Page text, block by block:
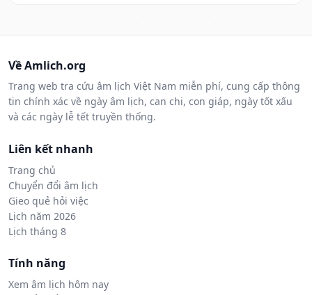
Về Amlich.org
Trang web tra cứu âm lịch Việt Nam miễn phí, cung cấp thông
tin chính xác về ngày âm lịch, can chi, con giáp, ngày tốt xấu
và các ngày lễ tết truyền thống.
Liên kết nhanh
Trang chủ
Chuyển đổi âm lịch
Gieo quẻ hỏi việc
Lịch năm 2026
Lịch tháng 8
Tính năng
Xem âm lịch hôm nay